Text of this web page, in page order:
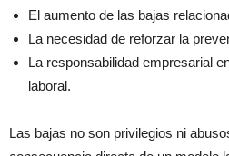
El aumento de las bajas
La necesidad de reforzar la
La responsabilidad empresarial
laboral.
Las bajas no son privilegios ni